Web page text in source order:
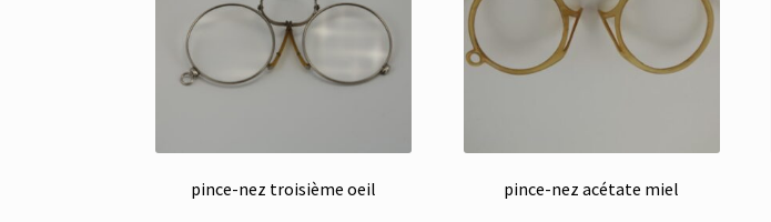
pince-nez troisième oeil pince-nez acétate miel